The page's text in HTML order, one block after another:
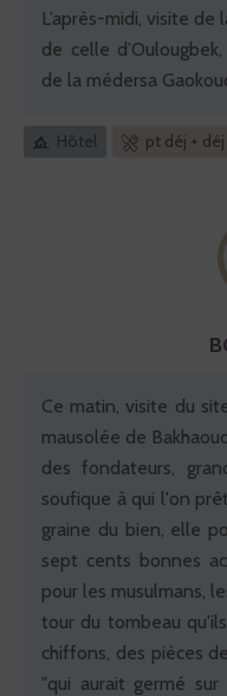
L’après-midi, visite
de celle
de la médersa
Hôtel pt déj +
Ce matin, visite du
mausolée de
des fondateurs,
soufique à qui l'on
graine du bien, elle
sept cents bonnes
pour les musulmans,
tour du tombeau
chiffons, des pièces
"qui aurait germé